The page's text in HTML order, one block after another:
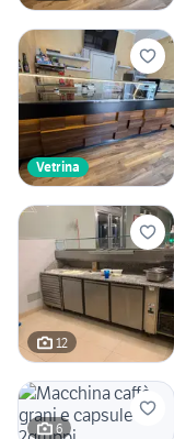
Vetrina
12
6